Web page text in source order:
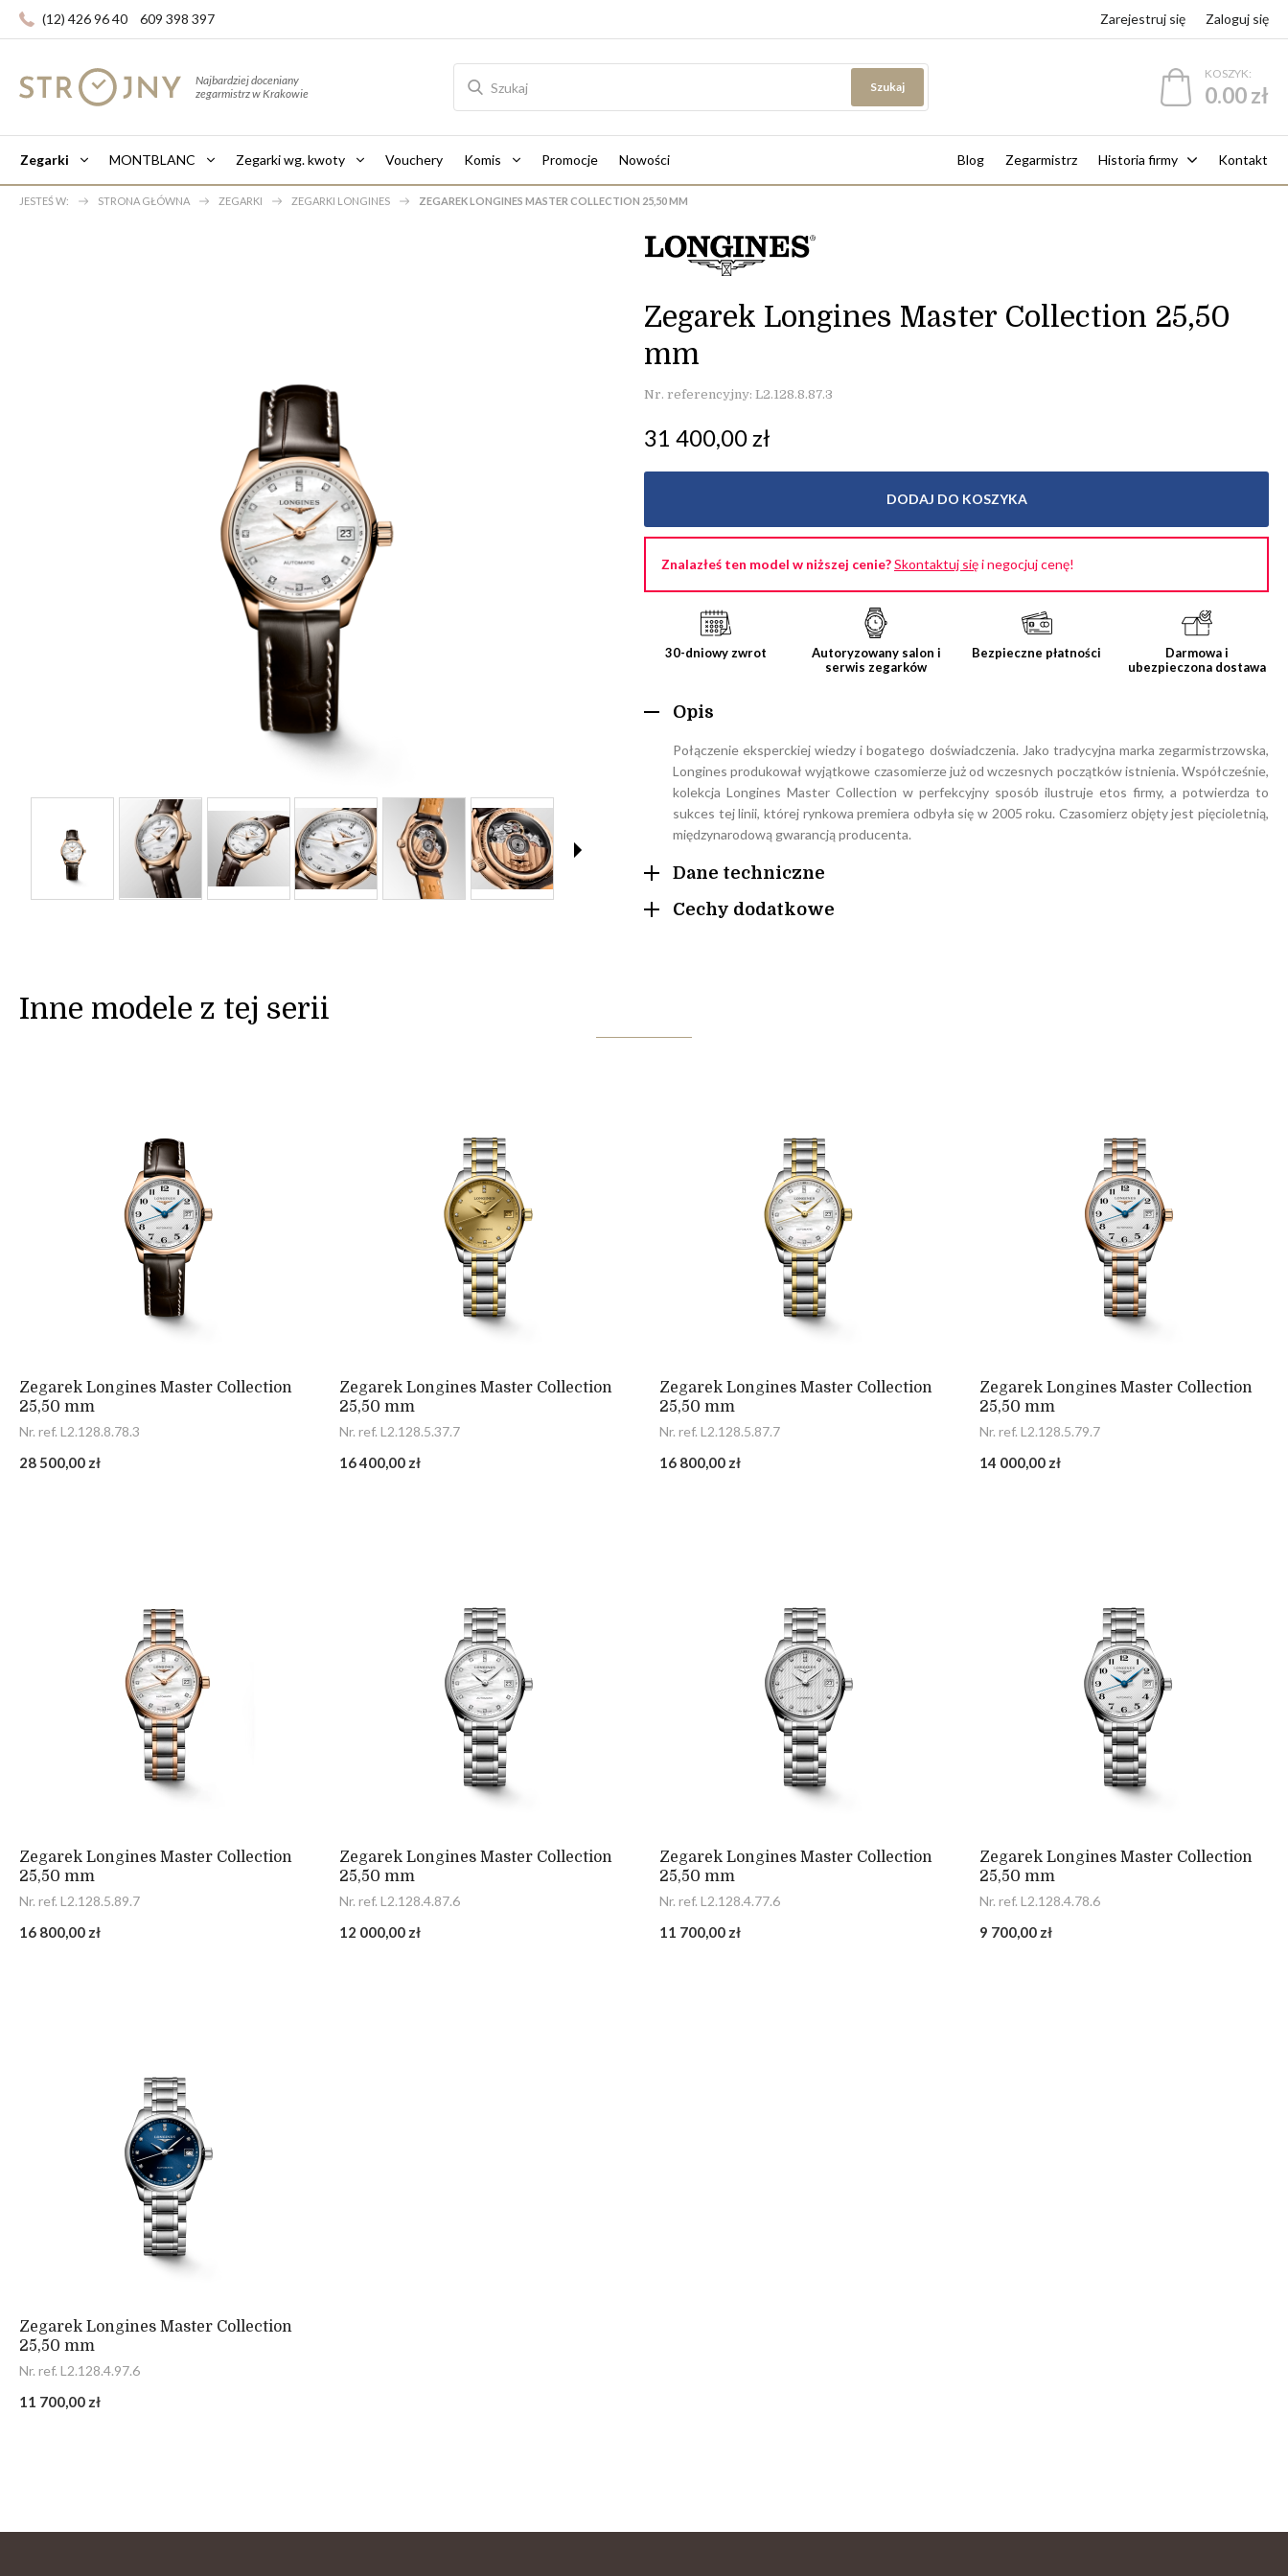
(12) 426 96 40 609 398 397 Zarejestruj się Zaloguj się
Najbardziej doceniany
zegarmistrz w Krakowie
KOSZYK:
0.00 zł
Szukaj
Zegarki MONTBLANC Zegarki wg. kwoty Vouchery Komis Promocje Nowości Blog Zegarmistrz Historia firmy Kontakt
JESTEŚ W: STRONA GŁÓWNA ZEGARKI ZEGARKI LONGINES ZEGAREK LONGINES MASTER COLLECTION 25,50 MM
Zegarek Longines Master Collection 25,50
mm
Nr. referencyjny: L2.128.8.87.3
31 400,00 zł
DODAJ DO KOSZYKA
Znalazłeś ten model w niższej cenie?Skontaktuj sięi negocjuj cenę!
30-dniowy zwrot
Autoryzowany salon i
serwis zegarków
Bezpieczne płatności
Darmowa i
ubezpieczona dostawa
Opis
Połączenie eksperckiej wiedzy i bogatego doświadczenia. Jako tradycyjna marka zegarmistrzowska,
Longines produkował wyjątkowe czasomierze już od wczesnych początków istnienia. Współcześnie,
kolekcja Longines Master Collection w perfekcyjny sposób ilustruje etos firmy, a potwierdza to
sukces tej linii, której rynkowa premiera odbyła się w 2005 roku. Czasomierz objęty jest pięcioletnią,
międzynarodową gwarancją producenta.
Dane techniczne
Cechy dodatkowe
Inne modele z tej serii
Zegarek Longines Master Collection
25,50 mm
Nr. ref. L2.128.8.78.3
28 500,00 zł
Zegarek Longines Master Collection
25,50 mm
Nr. ref. L2.128.5.37.7
16 400,00 zł
Zegarek Longines Master Collection
25,50 mm
Nr. ref. L2.128.5.87.7
16 800,00 zł
Zegarek Longines Master Collection
25,50 mm
Nr. ref. L2.128.5.79.7
14 000,00 zł
Zegarek Longines Master Collection
25,50 mm
Nr. ref. L2.128.5.89.7
16 800,00 zł
Zegarek Longines Master Collection
25,50 mm
Nr. ref. L2.128.4.87.6
12 000,00 zł
Zegarek Longines Master Collection
25,50 mm
Nr. ref. L2.128.4.77.6
11 700,00 zł
Zegarek Longines Master Collection
25,50 mm
Nr. ref. L2.128.4.78.6
9 700,00 zł
Zegarek Longines Master Collection
25,50 mm
Nr. ref. L2.128.4.97.6
11 700,00 zł